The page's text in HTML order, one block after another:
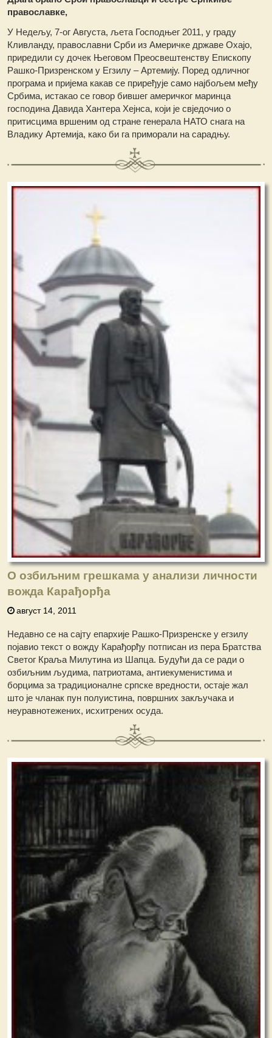
православке,
У Недељу, 7-ог Августа, љета Господњег 2011, у граду
Кливланду, православни Срби из Америчке државе Охајо,
приредили су дочек Његовом Преосвештенству Епископу
Рашко-Призренском у Егзилу – Артемију. Поред одличног
програма и пријема какав се приређује само најбољем међу
Србима, истакао се говор бившег америчког маринца
господина Давида Хантера Хејнса, који је свједочио о
притисцима вршеним од стране генерала НАТО снага на
Владику Артемија, како би га приморали на сарадњу.
О озбиљним грешкама у анализи личности
вожда Карађорђа
август 14, 2011
Недавно се на сајту епархије Рашко-Призренске у егзилу
појавио текст о вожду Карађорђу потписан из пера Братства
Светог Краља Милутина из Шапца. Будући да се ради о
озбиљним људима, патриотама, антиекуменистима и
борцима за традиционалне српске вредности, остаје жал
што је чланак пун полуистина, површних закључака и
неуравнотежених, исхитрених осуда.